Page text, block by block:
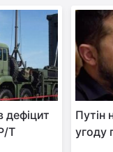
дефіцит
T
Путін
угоду